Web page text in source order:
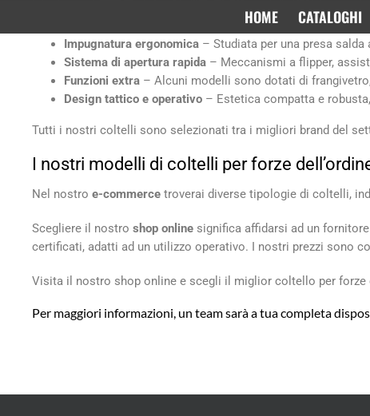
HOME CATALOGHI
– Resistenti alla
Impugnatura ergonomica – Studiata per una presa
Sistema di apertura rapida – Meccanismi a flipper,
Funzioni extra – Alcuni modelli sono dotati di
Design tattico e operativo – Estetica compatta e
Tutti i nostri coltelli sono selezionati tra i migliori brand del
I nostri modelli di coltelli per forze
Nel nostro e-commerce troverai diverse tipologie di coltelli,
Scegliere il nostro shop online significa affidarsi ad un
certificati, adatti ad un utilizzo operativo. I nostri prezzi sono
Visita il nostro shop online e scegli il miglior coltello per forze
Per maggiori informazioni, un team sarà a tua completa